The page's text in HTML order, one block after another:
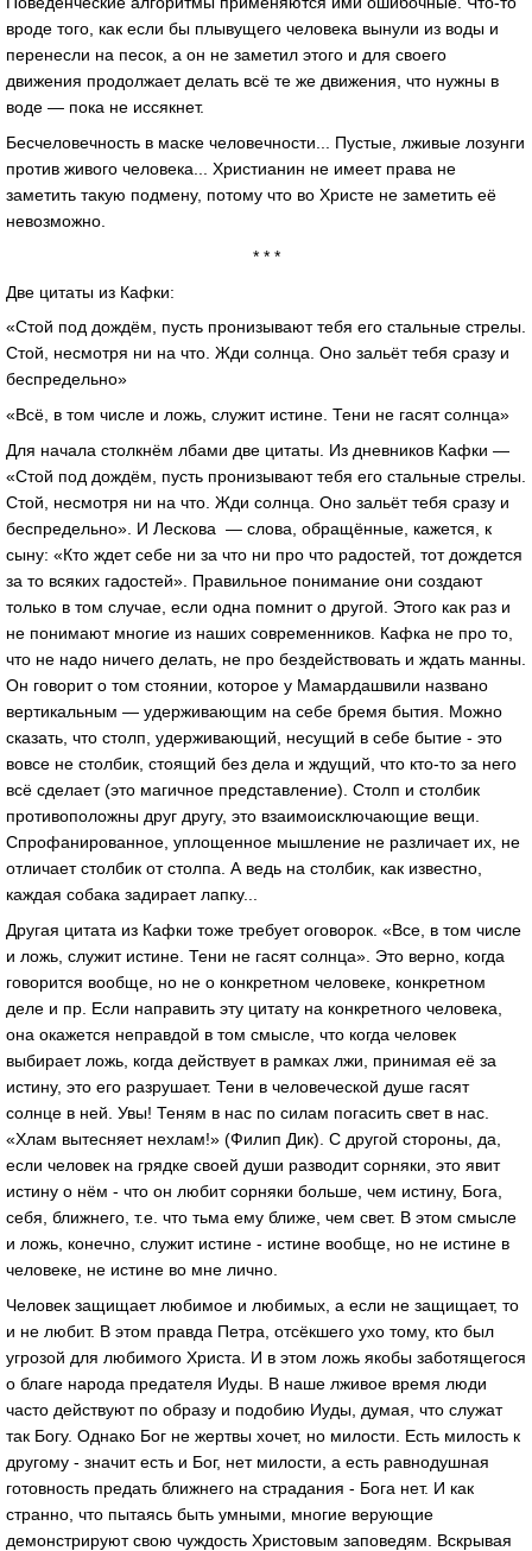
вроде того, как если бы плывущего человека вынули из воды и
перенесли на песок, а он не заметил этого и для своего
движения продолжает делать всё те же движения, что нужны в
воде — пока не иссякнет.
Бесчеловечность в маске человечности... Пустые, лживые лозунги
против живого человека... Христианин не имеет права не
заметить такую подмену, потому что во Христе не заметить её
невозможно.
* * *
Две цитаты из Кафки:
«Стой под дождём, пусть пронизывают тебя его стальные стрелы.
Стой, несмотря ни на что. Жди солнца. Оно зальёт тебя сразу и
беспредельно»
«Всё, в том числе и ложь, служит истине. Тени не гасят солнца»
Для начала столкнём лбами две цитаты. Из дневников Кафки —
«Стой под дождём, пусть пронизывают тебя его стальные стрелы.
Стой, несмотря ни на что. Жди солнца. Оно зальёт тебя сразу и
беспредельно». И Лескова — слова, обращённые, кажется, к
сыну: «Кто ждет себе ни за что ни про что радостей, тот дождется
за то всяких гадостей». Правильное понимание они создают
только в том случае, если одна помнит о другой. Этого как раз и
не понимают многие из наших современников. Кафка не про то,
что не надо ничего делать, не про бездействовать и ждать манны.
Он говорит о том стоянии, которое у Мамардашвили названо
вертикальным — удерживающим на себе бремя бытия. Можно
сказать, что столп, удерживающий, несущий в себе бытие - это
вовсе не столбик, стоящий без дела и ждущий, что кто-то за него
всё сделает (это магичное представление). Столп и столбик
противоположны друг другу, это взаимоисключающие вещи.
Спрофанированное, уплощенное мышление не различает их, не
отличает столбик от столпа. А ведь на столбик, как известно,
каждая собака задирает лапку...
Другая цитата из Кафки тоже требует оговорок. «Все, в том числе
и ложь, служит истине. Тени не гасят солнца». Это верно, когда
говорится вообще, но не о конкретном человеке, конкретном
деле и пр. Если направить эту цитату на конкретного человека,
она окажется неправдой в том смысле, что когда человек
выбирает ложь, когда действует в рамках лжи, принимая её за
истину, это его разрушает. Тени в человеческой душе гасят
солнце в ней. Увы! Теням в нас по силам погасить свет в нас.
«Хлам вытесняет нехлам!» (Филип Дик). С другой стороны, да,
если человек на грядке своей души разводит сорняки, это явит
истину о нём - что он любит сорняки больше, чем истину, Бога,
себя, ближнего, т.е. что тьма ему ближе, чем свет. В этом смысле
и ложь, конечно, служит истине - истине вообще, но не истине в
человеке, не истине во мне лично.
Человек защищает любимое и любимых, а если не защищает, то
и не любит. В этом правда Петра, отсёкшего ухо тому, кто был
угрозой для любимого Христа. И в этом ложь якобы заботящегося
о благе народа предателя Иуды. В наше лживое время люди
часто действуют по образу и подобию Иуды, думая, что служат
так Богу. Однако Бог не жертвы хочет, но милости. Есть милость к
другому - значит есть и Бог, нет милости, а есть равнодушная
готовность предать ближнего на страдания - Бога нет. И как
странно, что пытаясь быть умными, многие верующие
демонстрируют свою чуждость Христовым заповедям. Вскрывая